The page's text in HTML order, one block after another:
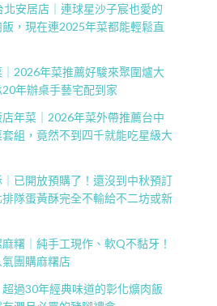
北安居店｜連球星沙子宸也愛的
，現在連2025年菜都能輕鬆直
2026年菜推薦好駿來聚圍爐大
年辦桌手藝宅配到家
年菜｜2026年菜外帶推薦台中
組，竟然不到四千就能吃星級大
已開放預購了！還沒到中秋預訂
隊蛋黃酥完全不輸給不二坊或新
糬｜純手工現作、軟Q不黏牙！
團購麻糬店
過30年經典味道的彰化爌肉飯